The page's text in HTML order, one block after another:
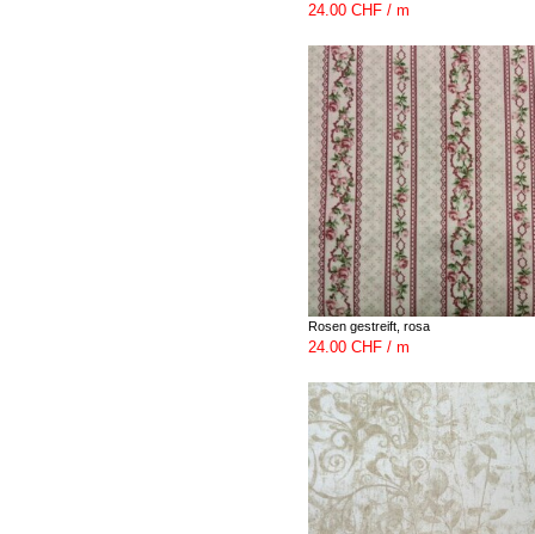
24.00 CHF / m
Rosen gestreift, rosa
24.00 CHF / m